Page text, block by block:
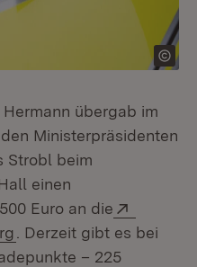
übergab im
Ministerpräsidenten
Strobl beim
einen
Euro an die
(Öffnet in neuem
. Derzeit gibt es bei
– 225